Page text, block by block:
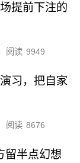
提前下注的
阅读 9949
习，把自家
阅读 8676
留半点幻想